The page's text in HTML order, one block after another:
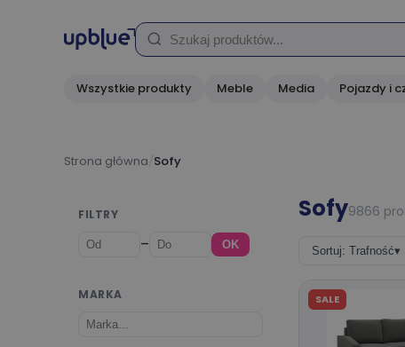
Wszystkie produkty Meble Media Pojazdy i
Strona główna Sofy
FILTRY
– OK
MARKA
Sofy9866
Sortuj: Trafność▾
SALE